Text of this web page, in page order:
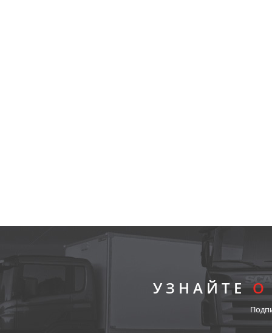
УЗНАЙТЕО